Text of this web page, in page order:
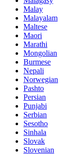
Malay
Malayalam
Maltese
Maori
Marathi
Mongolian
Burmese
Nepali
Norwegian
Pashto
Persian
Punjabi
Serbian
Sesotho
Sinhala
Slovak
Slovenian